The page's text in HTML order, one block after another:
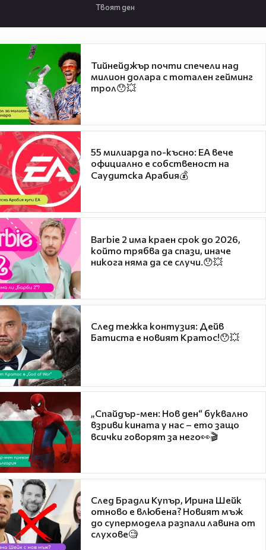
Твоят ден
Тийнейджър почти спечели над
милион долара с тотален гейминг
трол😯💥
55 милиарда по-късно: EA вече
официално е собственост на
Саудитска Арабия💰
Barbie 2 има краен срок до 2026,
който трябва да спази, иначе
никога няма да се случи.😯💥
След тежка контузия: Дейв
Батиста е новият Кратос!😯💥
„Спайдър-мен: Нов ден“ буквално
взриви кината у нас – ето защо
всички говорят за него👀🎬
След Брадли Купър, Ирина Шейк
отново е влюбена? Новият мъж
до супермодела разпали лавина от
слухове🧐